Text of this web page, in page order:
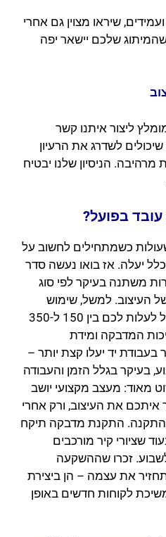
שיראו מצוין גם אחרי
שלכם יישאר יפה
ליצור איתנו קשר
לשדרג את הרעיון
הניסיון שלנו יבטיח
בפועל?
כשמתחילים לחשוב על
יעלה. אז בואו נעשה סדר
משתנה בעיקר לפי סוג
העיצוב. למשל, שימוש
במדבקות ויניל איכותיות יכול לעלות לכם בין 150 ל-350
המדבקה ומידת
יד יעלו קצת יותר –
למטר רבוע, בעיקר בגלל הזמן והעבודה
מאוד: מעצב מקצועי יושב
את העיצוב, ורק אחרי
התקנת מדבקה תיקח
שציורי קיר מורכבים
לשבוע. זכרו שההשקעה
את עצמה – הן ביצירת
לקוחות חדשים באופן